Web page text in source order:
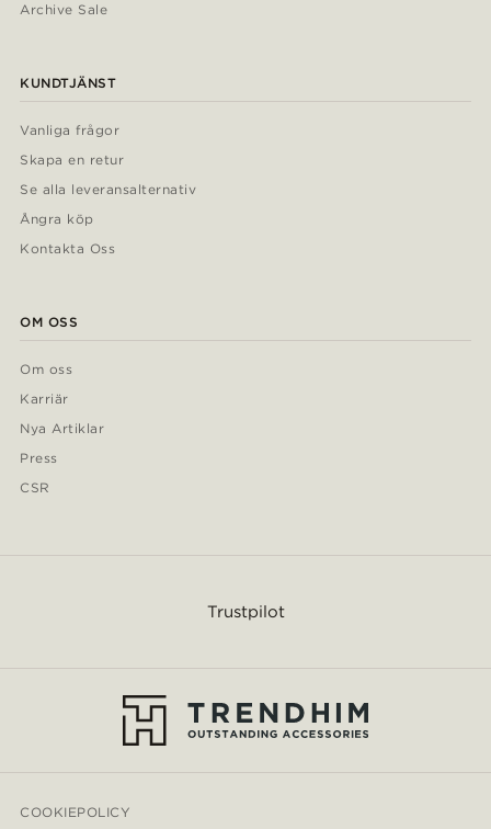
Archive Sale
KUNDTJÄNST
Vanliga frågor
Skapa en retur
Se alla leveransalternativ
Ångra köp
Kontakta Oss
OM OSS
Om oss
Karriär
Nya Artiklar
Press
CSR
Trustpilot
COOKIEPOLICY